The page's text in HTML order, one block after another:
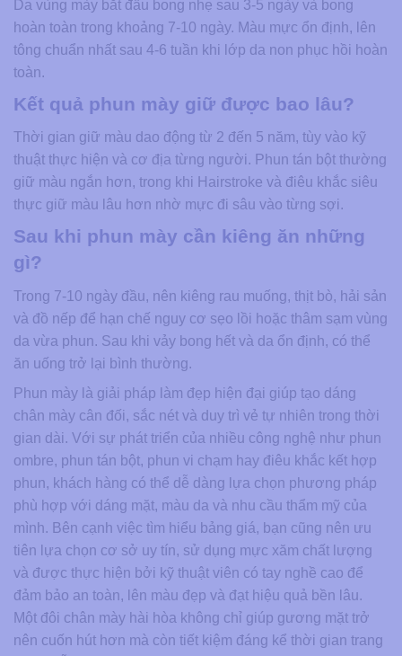
Da vùng mày bắt đầu bong nhẹ sau 3-5 ngày và bong
hoàn toàn trong khoảng 7-10 ngày. Màu mực ổn định, lên
tông chuẩn nhất sau 4-6 tuần khi lớp da non phục hồi hoàn
toàn.
Kết quả phun mày giữ được bao lâu?
Thời gian giữ màu dao động từ 2 đến 5 năm, tùy vào kỹ
thuật thực hiện và cơ địa từng người. Phun tán bột thường
giữ màu ngắn hơn, trong khi Hairstroke và điêu khắc siêu
thực giữ màu lâu hơn nhờ mực đi sâu vào từng sợi.
Sau khi phun mày cần kiêng ăn những
gì?
Trong 7-10 ngày đầu, nên kiêng rau muống, thịt bò, hải sản
và đồ nếp để hạn chế nguy cơ sẹo lồi hoặc thâm sạm vùng
da vừa phun. Sau khi vảy bong hết và da ổn định, có thể
ăn uống trở lại bình thường.
Phun mày là giải pháp làm đẹp hiện đại giúp tạo dáng
chân mày cân đối, sắc nét và duy trì vẻ tự nhiên trong thời
gian dài. Với sự phát triển của nhiều công nghệ như phun
ombre, phun tán bột, phun vi chạm hay điêu khắc kết hợp
phun, khách hàng có thể dễ dàng lựa chọn phương pháp
phù hợp với dáng mặt, màu da và nhu cầu thẩm mỹ của
mình. Bên cạnh việc tìm hiểu bảng giá, bạn cũng nên ưu
tiên lựa chọn cơ sở uy tín, sử dụng mực xăm chất lượng
và được thực hiện bởi kỹ thuật viên có tay nghề cao để
đảm bảo an toàn, lên màu đẹp và đạt hiệu quả bền lâu.
Một đôi chân mày hài hòa không chỉ giúp gương mặt trở
nên cuốn hút hơn mà còn tiết kiệm đáng kể thời gian trang